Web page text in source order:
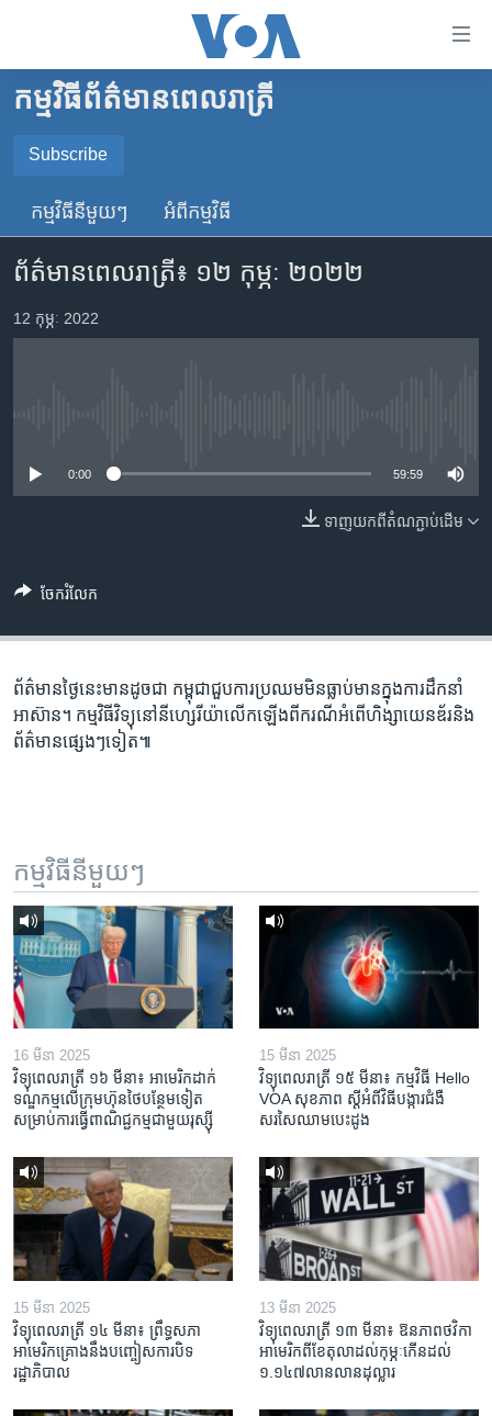
គេហទំព័រ​
ទាក់ទង
រំលង​
ទំព័រ​
ព័ត៌មាន​​
តែ​
ម្តង
រចនា
ចូល​
ទំព័រ​
កម្ពុជា
អន្តរជាតិ
ចិន
ហេឡូវីអូអេ
កម្ពុជាច្នៃប្រតិដ្ឋ
កម្មវិធីទាំងអស់
បណ្តាញ​សង្គម
ភាសា
កម្មវិធី​ព័ត៌មាន​ពេលរាត្រី
Subscribe
SUBSCRIBE
YouTube Music
កម្មវិធី​នីមួយៗ អំពី​កម្មវិធី​
ព័ត៌មាន​ពេល​រាត្រី៖ ១២ កុម្ភៈ ២០២២
12 កុម្ភៈ 2022
0:00 59:59
ទាញ​យក​ពី​តំណភ្ជាប់​ដើម
ចែករំលែក
ព័ត៌មាន​ថ្ងៃនេះ​មានដូចជា កម្ពុជា​ជួប​ការប្រឈម​មិន​ធ្លាប់​មាន​ក្នុង​ការដឹកនាំ​
អាស៊ាន។ កម្មវិធី​វិទ្យុ​នៅ​នីហ្សេរីយ៉ា​លើកឡើង​​ពី​ករណី​អំពើ​ហិង្សា​យេនឌ័រនិង​
ព័ត៌មាន​ផ្សេងៗទៀត៕
កម្មវិធី​នីមួយៗ
16 មីនា 2025
វិទ្យុពេលរាត្រី ១៦ មីនា៖ អាមេរិក​ដាក់​
ទណ្ឌកម្ម​លើ​ក្រុមហ៊ុន​ថៃ​បន្ថែម​ទៀត​
សម្រាប់​ការ​ធ្វើ​ពាណិជ្ជកម្ម​ជាមួយ​រុស្ស៊ី
15 មីនា 2025
វិទ្យុពេលរាត្រី ១៥ មីនា៖ កម្មវិធី ​Hello
VOA សុខភាព ស្ដី​អំពី​វិធី​បង្ការ​ជំងឺ​
សរសៃ​ឈាម​បេះដូង
15 មីនា 2025
វិទ្យុពេលរាត្រី ១៤ មីនា៖ ព្រឹទ្ធសភា
អាមេរិកគ្រោងនឹងបញ្ចៀសការបិទ
រដ្ឋាភិបាល
13 មីនា 2025
វិទ្យុពេលរាត្រី ១៣ មីនា៖ ឱនភាព​ថវិកា​
អាមេរិក​ពី​ខែ​តុលា​ដល់​កុម្ភៈ​កើន​ដល់​
១.១៤៧​លានលាន​ដុល្លារ